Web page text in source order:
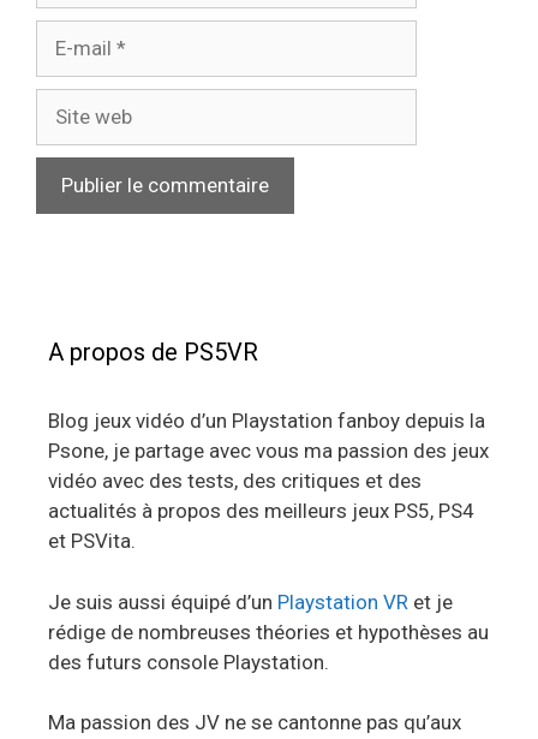
A propos de PS5VR
Blog jeux vidéo d’un Playstation fanboy depuis la
Psone, je partage avec vous ma passion des jeux
vidéo avec des tests, des critiques et des
actualités à propos des meilleurs jeux PS5, PS4
et PSVita.
Je suis aussi équipé d’un Playstation VR et je
rédige de nombreuses théories et hypothèses au
des futurs console Playstation.
Ma passion des JV ne se cantonne pas qu’aux